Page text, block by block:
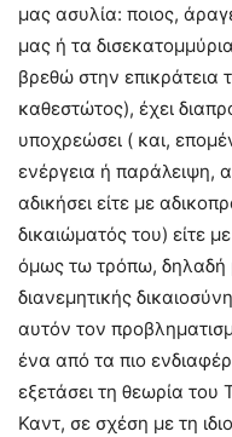
μας ασυλία: ποιος,
μας ή τα
βρεθώ στην επικράτεια
καθεστώτος), έχει
υποχρεώσει ( και,
ενέργεια ή παράλειψη,
αδικήσει είτε με
δικαιώματός του) είτε
όμως τω τρόπω,
διανεμητικής
αυτόν τον
ένα από τα πιο
εξετάσει τη θεωρία
Καντ, σε σχέση με τη